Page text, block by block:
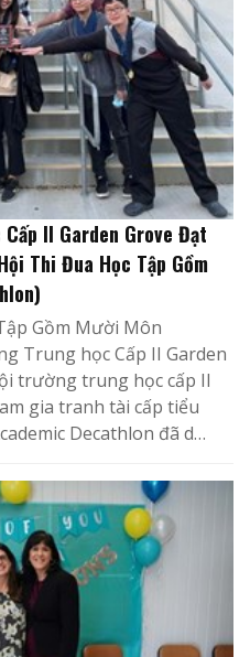
II Garden Grove Đạt
Thi Đua Học Tập Gồm
Gồm Mười Môn
Trung học Cấp II Garden
trường trung học cấp II
gia tranh tài cấp tiểu
Decathlon đã d…